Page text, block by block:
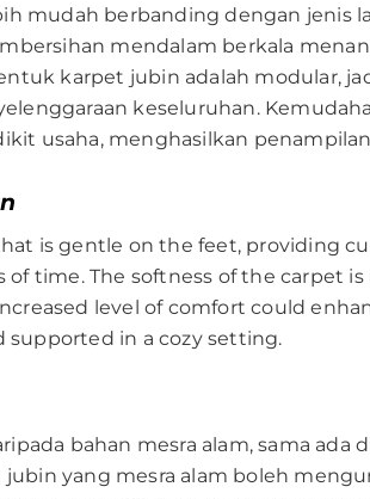
mudah berbanding dengan jenis
mendalam berkala
karpet jubin adalah modular,
keseluruhan.
usaha, menghasilkan
is gentle on the feet, providing
time. The softness of the carpet
level of comfort could
supported in a cozy setting.
bahan mesra alam, sama
yang mesra alam boleh